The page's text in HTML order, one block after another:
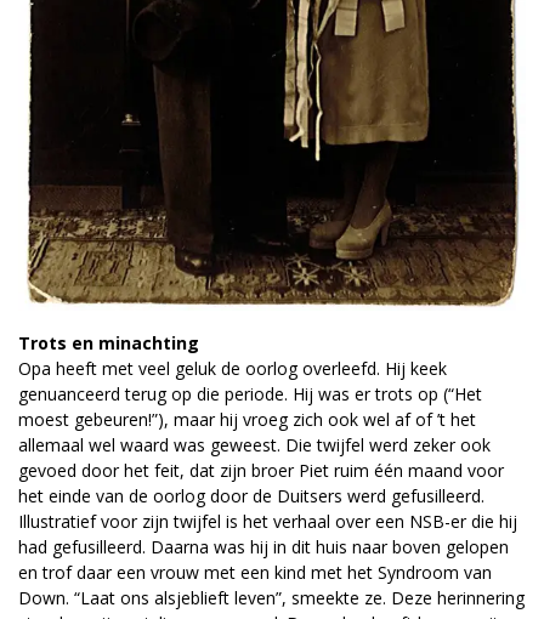
Trots en minachting
Opa heeft met veel geluk de oorlog overleefd. Hij keek
genuanceerd terug op die periode. Hij was er trots op (“Het
moest gebeuren!”), maar hij vroeg zich ook wel af of ’t het
allemaal wel waard was geweest. Die twijfel werd zeker ook
gevoed door het feit, dat zijn broer Piet ruim één maand voor
het einde van de oorlog door de Duitsers werd gefusilleerd.
Illustratief voor zijn twijfel is het verhaal over een NSB-er die hij
had gefusilleerd. Daarna was hij in dit huis naar boven gelopen
en trof daar een vrouw met een kind met het Syndroom van
Down. “Laat ons alsjeblieft leven”, smeekte ze. Deze herinnering